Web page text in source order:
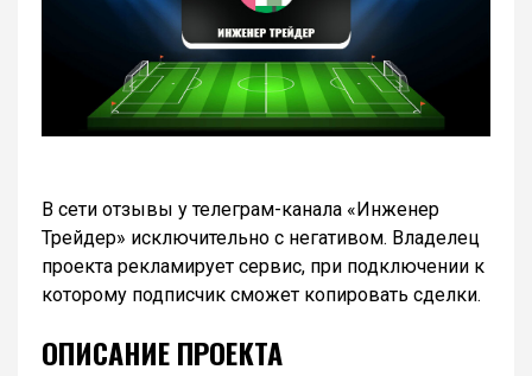
В сети отзывы у телеграм-канала «Инженер
Трейдер» исключительно с негативом. Владелец
проекта рекламирует сервис, при подключении к
которому подписчик сможет копировать сделки.
ОПИСАНИЕ ПРОЕКТА